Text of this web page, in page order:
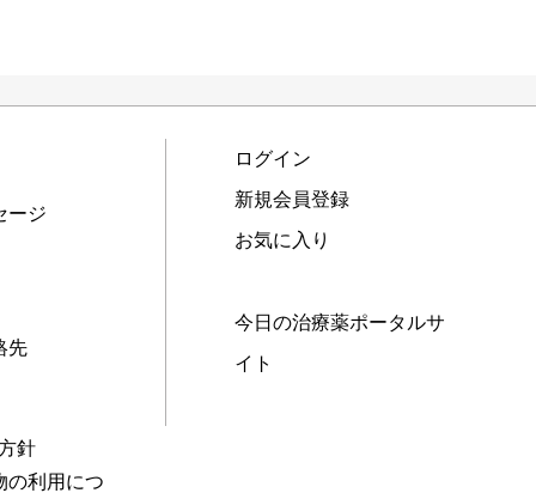
ージ
先
針
の利用につ
ログイン
新規会員登録
お気に入り
今日の治療薬ポータルサ
イト